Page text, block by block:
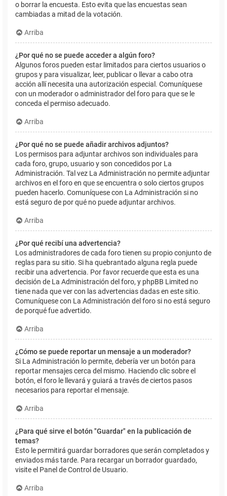
o borrar la encuesta. Esto evita que las encuestas sean
cambiadas a mitad de la votación.
Arriba
¿Por qué no se puede acceder a algún foro?
Algunos foros pueden estar limitados para ciertos usuarios o
grupos y para visualizar, leer, publicar o llevar a cabo otra
acción allí necesita una autorización especial. Comuníquese
con un moderador o administrador del foro para que se le
conceda el permiso adecuado.
Arriba
¿Por qué no se puede añadir archivos adjuntos?
Los permisos para adjuntar archivos son individuales para
cada foro, grupo, usuario y son concedidos por La
Administración. Tal vez La Administración no permite adjuntar
archivos en el foro en que se encuentra o solo ciertos grupos
pueden hacerlo. Comuníquese con La Administración si no
está seguro de por qué no puede adjuntar archivos.
Arriba
¿Por qué recibí una advertencia?
Los administradores de cada foro tienen su propio conjunto de
reglas para su sitio. Si ha quebrantado alguna regla puede
recibir una advertencia. Por favor recuerde que esta es una
decisión de La Administración del foro, y phpBB Limited no
tiene nada que ver con las advertencias dadas en este sitio.
Comuníquese con La Administración del foro si no está seguro
de porqué fue advertido.
Arriba
¿Cómo se puede reportar un mensaje a un moderador?
Si La Administración lo permite, debería ver un botón para
reportar mensajes cerca del mismo. Haciendo clic sobre el
botón, el foro le llevará y guiará a través de ciertos pasos
necesarios para reportar el mensaje.
Arriba
¿Para qué sirve el botón "Guardar" en la publicación de
temas?
Esto le permitirá guardar borradores que serán completados y
enviados más tarde. Para recargar un borrador guardado,
visite el Panel de Control de Usuario.
Arriba